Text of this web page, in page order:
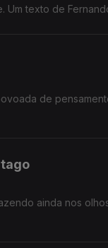
Um texto de
de
nos olhos a visão